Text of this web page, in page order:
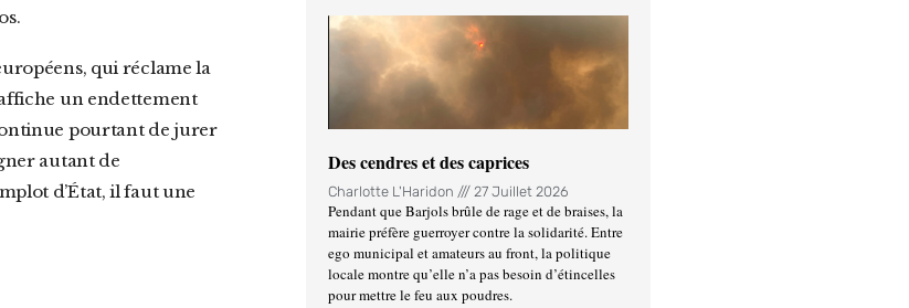
un endettement
pourtant de jurer
autant de
d’État, il faut une
Des cendres et des caprices
Charlotte L'Haridon 27 Juillet 2026
Pendant que Barjols brûle de rage et de braises, la
mairie préfère guerroyer contre la solidarité. Entre
ego municipal et amateurs au front, la politique
locale montre qu’elle n’a pas besoin d’étincelles
pour mettre le feu aux poudres.